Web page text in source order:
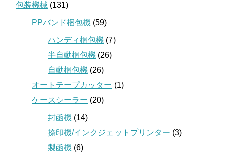
包装機械 (131)
PPバンド梱包機 (59)
ハンディ梱包機 (7)
半自動梱包機 (26)
自動梱包機 (26)
オートテープカッター (1)
ケースシーラー (20)
封函機 (14)
捺印機/インクジェットプリンター (3)
製函機 (6)